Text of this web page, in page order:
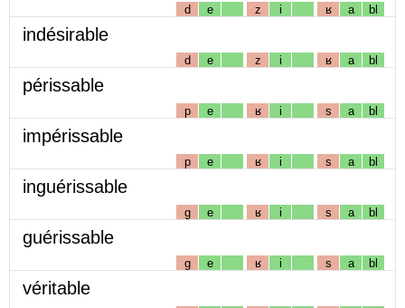
d e z i ʁ a bl
indésirable
d e z i ʁ a bl
périssable
p e ʁ i s a bl
impérissable
p e ʁ i s a bl
inguérissable
g e ʁ i s a bl
guérissable
g e ʁ i s a bl
véritable